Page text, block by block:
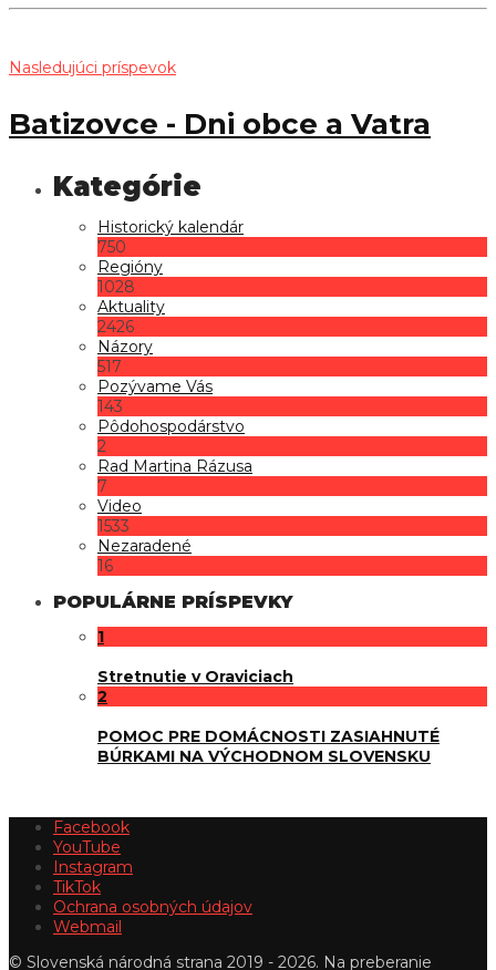
Nasledujúci príspevok
Batizovce - Dni obce a Vatra
Historický kalendár
750
Regióny
1028
Aktuality
2426
Názory
517
Pozývame Vás
143
Pôdohospodárstvo
2
Rad Martina Rázusa
7
Video
1533
Nezaradené
16
POPULÁRNE PRÍSPEVKY
1
Stretnutie v Oraviciach
2
POMOC PRE DOMÁCNOSTI ZASIAHNUTÉ
BÚRKAMI NA VÝCHODNOM SLOVENSKU
Facebook
YouTube
Instagram
TikTok
Ochrana osobných údajov
Webmail
© Slovenská národná strana 2019 - 2026. Na preberanie